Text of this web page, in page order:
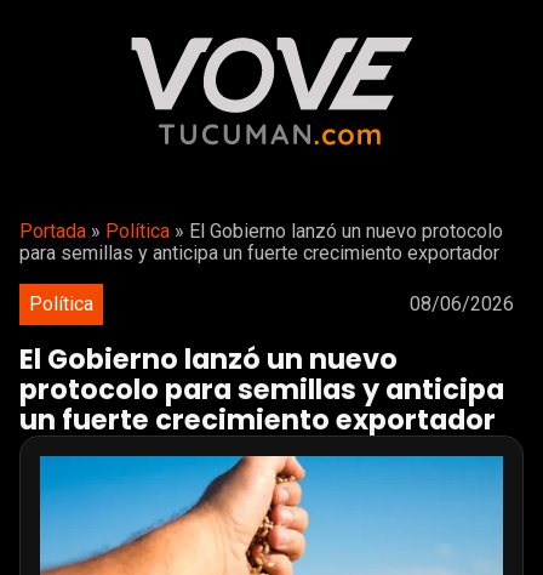
Portada » Política » El Gobierno lanzó un nuevo protocolo
para semillas y anticipa un fuerte crecimiento exportador
Política 08/06/2026
El Gobierno lanzó un nuevo
protocolo para semillas y anticipa
un fuerte crecimiento exportador